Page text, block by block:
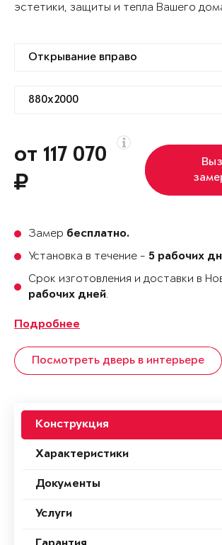
эстетики, защиты и тепла Вашего
от 117 070
Замер бесплатно.
Установка в течение - 5 рабочих
Срок изготовления и доставки в
рабочих дней.
Подробнее
Посмотреть дверь в интерьере
Конструкция
Характеристики
Документы
Услуги